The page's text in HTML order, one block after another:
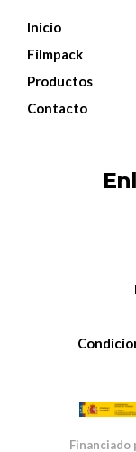
Inicio
Filmpack
Productos
Contacto
Financiado